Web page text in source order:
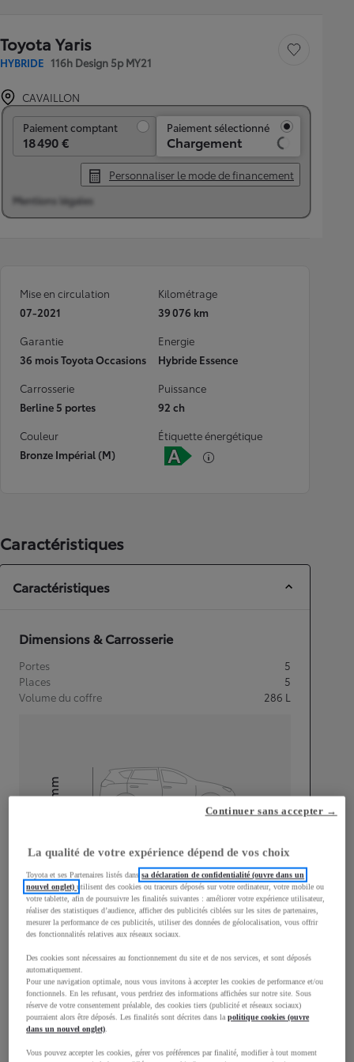
Toyota Yaris
HYBRIDE 116h Design 5p MY21
Sauvegarder le
CAVAILLON
Paiement comptant
18 490 €
Paiement sélectionné
Chargement
Personnaliser le mode de financement
Mentions légales
Mise en circulation
07-2021
Kilométrage
39 076 km
Garantie
36 mois Toyota Occasions
Energie
Hybride Essence
Carrosserie
Berline 5 portes
Puissance
92 ch
Couleur
Bronze Impérial (M)
Étiquette énergétique
Caractéristiques
Caractéristiques
Dimensions & Carrosserie
Portes
5
Places
5
Volume du coffre
286 L
Longueur
3 940mm
mm
Consommation mixte
La qualité de votre expérience dépend de vos choix
Toyota et ses Partenaires listés danssa déclaration de confidentialité (ouvre dans un
nouvel onglet)utilisent des cookies ou traceurs déposés sur votre ordinateur, votre mobile ou
votre tablette, afin de poursuivre les finalités suivantes : améliorer votre expérience utilisateur,
réaliser des statistiques d’audience, afficher des publicités ciblées sur les sites de partenaires,
mesurer la performance de ces publicités, utiliser des données de géolocalisation, vous offrir
des fonctionnalités relatives aux réseaux sociaux.
Des cookies sont nécessaires au fonctionnement du site et de nos services, et sont déposés
automatiquement.
Pour une navigation optimale, nous vous invitons à accepter les cookies de performance et/ou
fonctionnels. En les refusant, vous perdriez des informations affichées sur notre site. Sous
réserve de votre consentement préalable, des cookies tiers (publicité et réseaux sociaux)
pourraient alors être déposés. Les finalités sont décrites dans lapolitique cookies (ouvre
dans un nouvel onglet)
Vous pouvez accepter les cookies, gérer vos préférences par finalité, modifier à tout moment
Continuer sans accepter →